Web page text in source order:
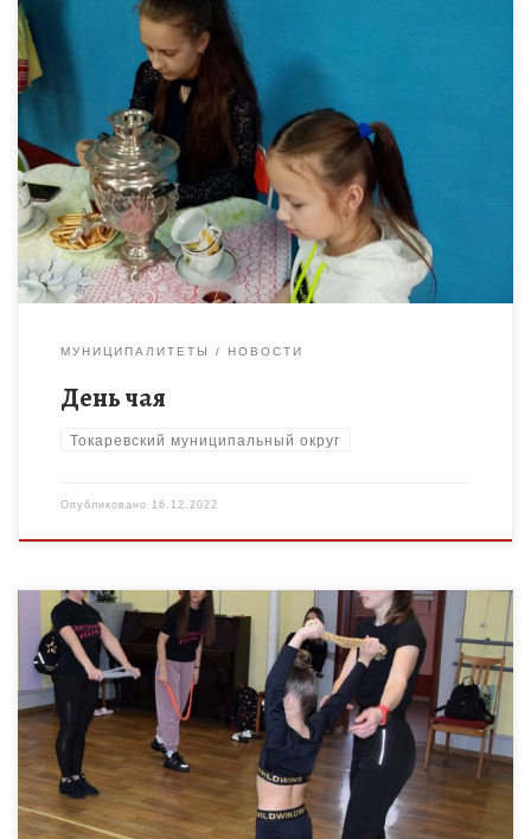
15 декабря традиционно отмечается День чая. В рамках
мероприятия «Традиции русского чаепития» обучающиеся
Токаревского Дома детского творчества познакомились с
правилами заваривания чайного напитка, историей
возникновения […]
МУНИЦИПАЛИТЕТЫ НОВОСТИ
День чая
Токаревский муниципальный округ
Опубликовано 16.12.2022
15 декабря в Доме детского творчества города Рассказово
собрались более пятидесяти педагогов на зональный
семинар-практикум «Эффективные педагогические практики
в работе объединений дополнительного образования. Из
опыта […]